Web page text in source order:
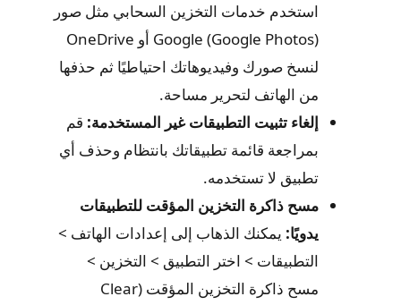
استخدم خدمات التخزين السحابي مثل صور
Google (Google Photos) أو OneDrive
لنسخ صورك وفيديوهاتك احتياطيًا ثم حذفها
من الهاتف لتحرير مساحة.
إلغاء تثبيت التطبيقات غير المستخدمة: قم
بمراجعة قائمة تطبيقاتك بانتظام وحذف أي
تطبيق لا تستخدمه.
مسح ذاكرة التخزين المؤقت للتطبيقات
يدويًا: يمكنك الذهاب إلى إعدادات الهاتف >
التطبيقات > اختر التطبيق > التخزين >
مسح ذاكرة التخزين المؤقت (Clear